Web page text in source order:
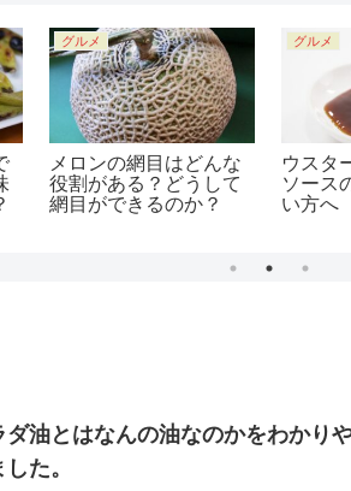
グルメ
メロンの網目はどんな
役割がある？どうして
網目ができるのか？
グルメ
ウスタ
ソース
い方へ
ダ油とはなんの油なのかをわかり
た。